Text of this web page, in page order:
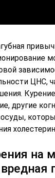
ЦНС,
другие
на